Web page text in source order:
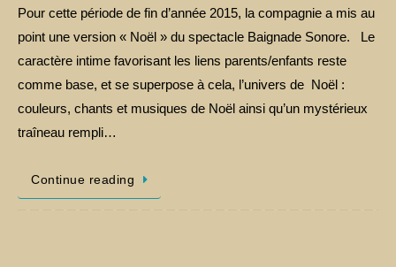
Pour cette période de fin d’année 2015, la compagnie a mis au
point une version « Noël » du spectacle Baignade Sonore. Le
caractère intime favorisant les liens parents/enfants reste
comme base, et se superpose à cela, l’univers de Noël :
couleurs, chants et musiques de Noël ainsi qu’un mystérieux
traîneau rempli…
Continue reading